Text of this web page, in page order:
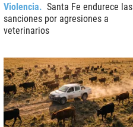
Violencia
Santa Fe endurece las
sanciones por agresiones a
veterinarios